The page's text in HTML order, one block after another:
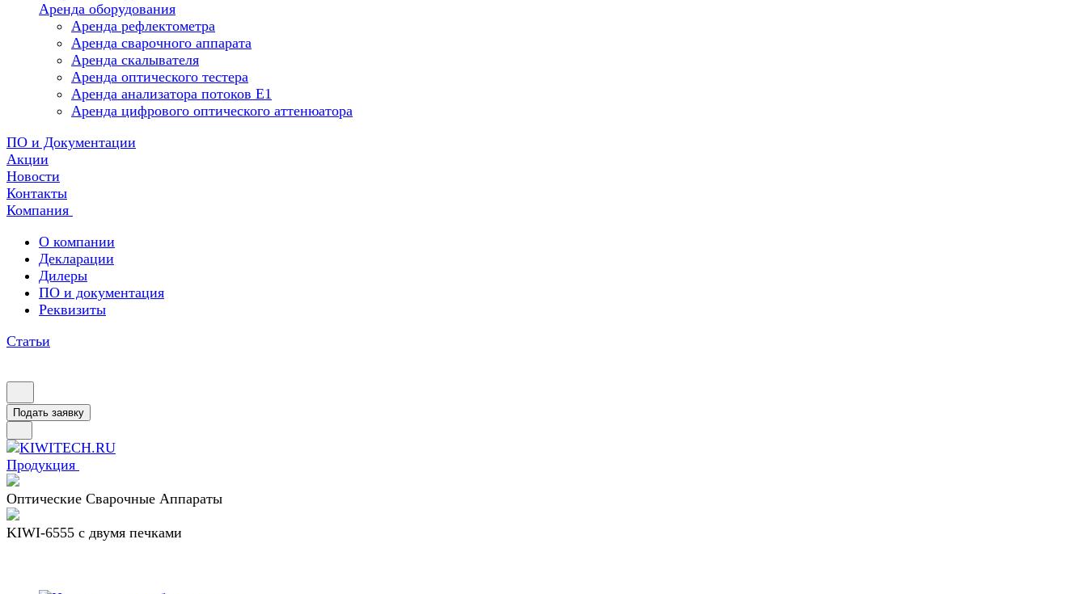
Аренда оборудования
Аренда рефлектометра
Аренда сварочного аппарата
Аренда скалывателя
Аренда оптического тестера
Аренда анализатора потоков Е1
Аренда цифрового оптического аттенюатора
ПО и Документации
Акции
Новости
Контакты
Компания
О компании
Декларации
Дилеры
ПО и документация
Реквизиты
Статьи
Подать заявку
Продукция
Оптические Сварочные Аппараты
KIWI-6555 c двумя печками